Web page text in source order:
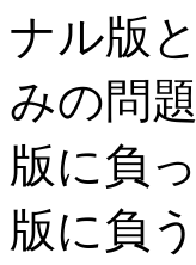
ナル版
みの問
版に負
版に負